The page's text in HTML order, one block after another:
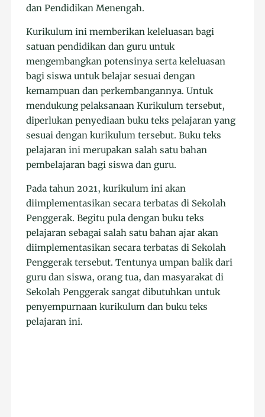
dan Pendidikan Menengah.
Kurikulum ini memberikan keleluasan bagi
satuan pendidikan dan guru untuk
mengembangkan potensinya serta keleluasan
bagi siswa untuk belajar sesuai dengan
kemampuan dan perkembangannya. Untuk
mendukung pelaksanaan Kurikulum tersebut,
diperlukan penyediaan buku teks pelajaran yang
sesuai dengan kurikulum tersebut. Buku teks
pelajaran ini merupakan salah satu bahan
pembelajaran bagi siswa dan guru.
Pada tahun 2021, kurikulum ini akan
diimplementasikan secara terbatas di Sekolah
Penggerak. Begitu pula dengan buku teks
pelajaran sebagai salah satu bahan ajar akan
diimplementasikan secara terbatas di Sekolah
Penggerak tersebut. Tentunya umpan balik dari
guru dan siswa, orang tua, dan masyarakat di
Sekolah Penggerak sangat dibutuhkan untuk
penyempurnaan kurikulum dan buku teks
pelajaran ini.